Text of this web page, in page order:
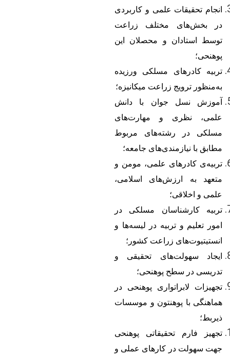
انجام تحقیقات علمی و کاربردی
در بخشهای مختلف زراعت
توسط استادان و محصلان این
پوهنحی؛
تربیه کادرهای مسلکی ورزیده
بهمنظور ترویج زراعت میکانیزه؛
آموزش نسل جوان با دانش
علمی، نظری و مهارتهای
مسلکی در رشتههای مربوط
مطابق با نیازمندیهای جامعه؛
تربیهی کادرهای علمی، مومن و
متعهد به ارزشهای اسلامی،
علمی و اخلاقی؛
تربیه کارشناسان مسلکی در
امور تعلیم و تربیه در لیسهها و
انستیتیوتهای زراعت کشور؛
ایجاد سهولتهای تحقیقی و
تدریسی در سطح پوهنحی؛
تجهیزات لابراتواری پوهنحی در
هماهنگی با پوهنتون و موسسات
ذیربط؛
تجهیز فارم تحقیقاتی پوهنحی
جهت سهولت در کارهای عملی و